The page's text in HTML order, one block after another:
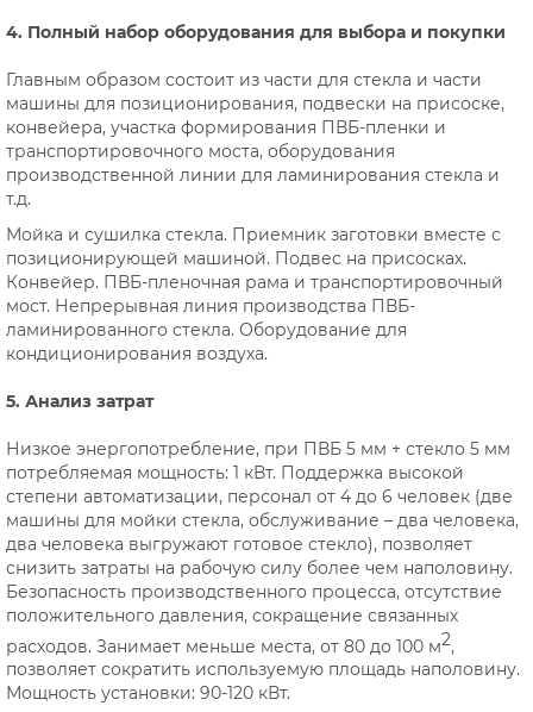
4. Полный набор оборудования для выбора и покупки
Главным образом состоит из части для стекла и части
машины для позиционирования, подвески на присоске,
конвейера, участка формирования ПВБ-пленки и
транспортировочного моста, оборудования
производственной линии для ламинирования стекла и
т.д.
Мойка и сушилка стекла. Приемник заготовки вместе с
позиционирующей машиной. Подвес на присосках.
Конвейер. ПВБ-пленочная рама и транспортировочный
мост. Непрерывная линия производства ПВБ-
ламинированного стекла. Оборудование для
кондиционирования воздуха.
5. Анализ затрат
Низкое энергопотребление, при ПВБ 5 мм + стекло 5 мм
потребляемая мощность: 1 кВт. Поддержка высокой
степени автоматизации, персонал от 4 до 6 человек (две
машины для мойки стекла, обслуживание – два человека,
два человека выгружают готовое стекло), позволяет
снизить затраты на рабочую силу более чем наполовину.
Безопасность производственного процесса, отсутствие
положительного давления, сокращение связанных
расходов. Занимает меньше места, от 80 до 100 м2,
позволяет сократить используемую площадь наполовину.
Мощность установки: 90-120 кВт.